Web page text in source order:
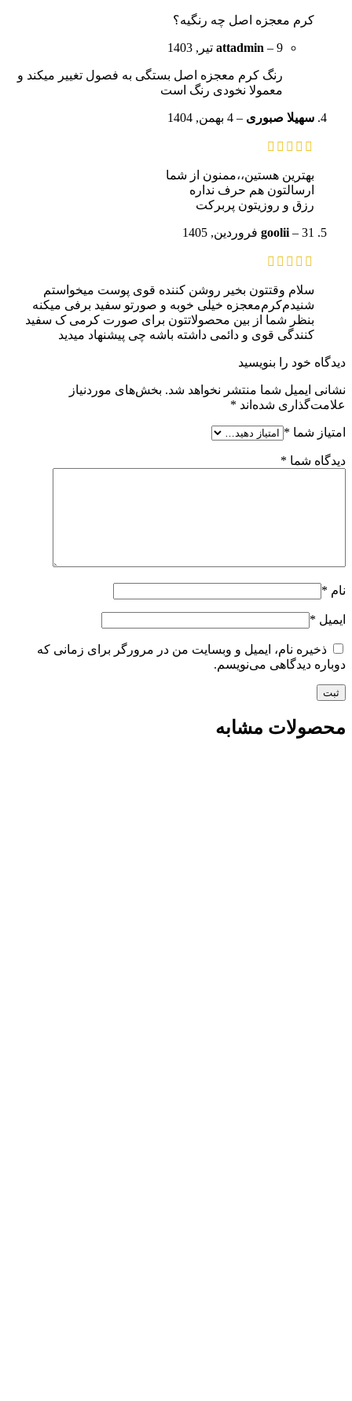
کرم معجزه اصل چه رنگیه؟
attadmin – 9 تیر, 1403
رنگ کرم معجزه اصل بستگی به فصول تغییر میکند و
معمولا نخودی رنگ است
سهیلا صبوری – 4 بهمن, 1404
بهترین هستین،،ممنون از شما
ارسالتون هم حرف نداره
رزق و روزیتون پربرکت
goolii – 31 فروردین, 1405
سلام وقتتون بخیر روشن کننده قوی پوست میخواستم‌
شنیدم‌کرم‌معجزه خیلی خوبه و صورتو سفید برفی میکنه
بنظر شما از بین محصولاتتون برای صورت کرمی ک سفید
کنندگی قوی و دائمی داشته باشه چی پیشنهاد میدید
دیدگاه خود را بنویسید
نشانی ایمیل شما منتشر نخواهد شد. بخش‌های موردنیاز
علامت‌گذاری شده‌اند *
امتیاز شما *
دیدگاه شما *
نام *
ایمیل *
ذخیره نام، ایمیل و وبسایت من در مرورگر برای زمانی که
دوباره دیدگاهی می‌نویسم.
محصولات مشابه